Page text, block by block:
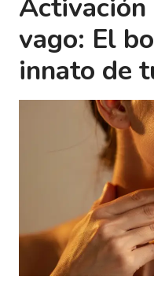
vago: El
innato de